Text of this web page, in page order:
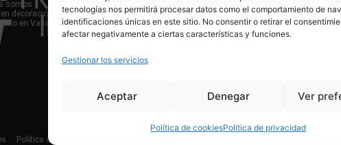
tecnologías nos permitirá procesar datos como el comportamiento de
identificaciones únicas en este sitio. No consentir o retirar el
afectar negativamente a ciertas características y funciones.
Gestionar los servicios
Aceptar Denegar Ver
Política de cookiesPolítica de privacidad
somos
decoración,
en Valladolid.
HOME
TIENDA
SERVICIOS
CONÓCENOS
SALES
MOBILIARIO
ILUMINACIÓN
DECORACIÓN
JOYAS Y
Política de privacidad
©